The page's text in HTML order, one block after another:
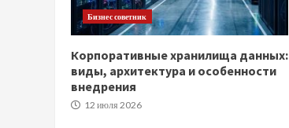
Бизнес советник
Корпоративные хранилища данных:
виды, архитектура и особенности
внедрения
12 июля 2026